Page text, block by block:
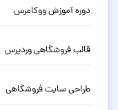
دوره آموزش ووکامرس
قالب فروشگاهی وردپرس
طراحی سایت فروشگاهی